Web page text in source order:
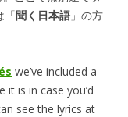
「聞く日本語 」の方
we’ve included a
it is in case you’d
see the lyrics at